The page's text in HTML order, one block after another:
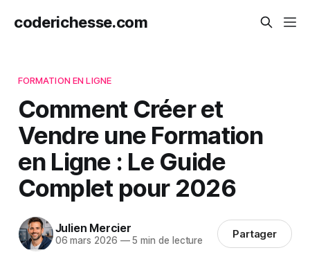
coderichesse.com
FORMATION EN LIGNE
Comment Créer et
Vendre une Formation
en Ligne : Le Guide
Complet pour 2026
Julien Mercier
06 mars 2026 —5 min de lecture Partager